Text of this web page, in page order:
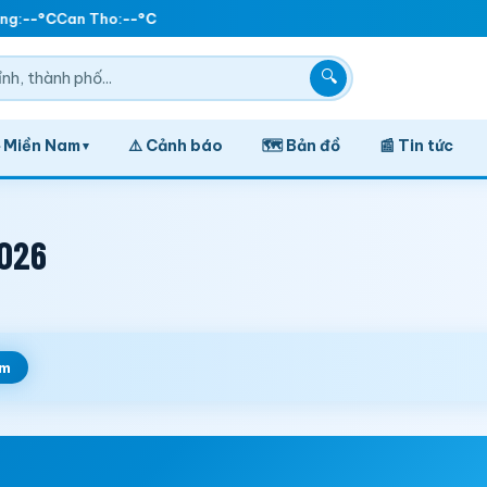
--°CCan Tho:--°C
🔍
Nam▾ ⚠️ Cảnh báo 🗺️ Bản đồ 📰 Tin tức